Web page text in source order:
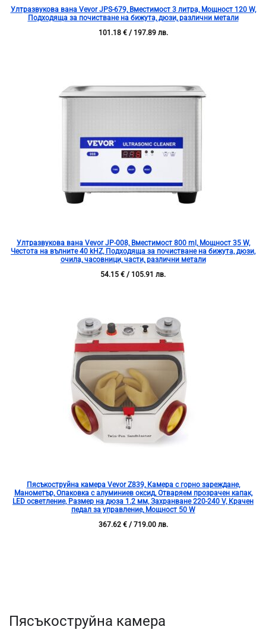
Ултразвукова вана Vevor JPS-679, Вместимост 3 литра, Мощност 120 W,
Подходяща за почистване на бижута, дюзи, различни метали
101.18 €/ 197.89 лв.
Ултразвукова вана Vevor JP-008, Вместимост 800 ml, Мощност 35 W,
Честота на вълните 40 kHZ, Подходяща за почистване на бижута, дюзи,
очила, часовници, части, различни метали
54.15 € / 105.91 лв.
Пясъкоструйна камера Vevor Z839, Камера с горно зареждане,
Манометър, Опаковка с алуминиев оксид, Отваряем прозрачен капак,
LED осветление, Размер на дюза 1.2 мм, Захранване 220-240 V, Крачен
педал за управление, Мощност 50 W
367.62 €/ 719.00 лв.
Пясъкоструйна камера